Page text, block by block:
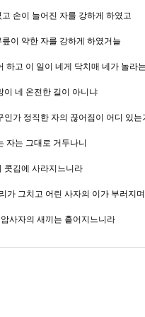
손이 늘어진 자를 강하게 하였고
이 약한 자를 강하게 하였거늘
하고 이 일이 네게 닥치매 네가 놀라
이 네 온전한 길이 아니냐
가 정직한 자의 끊어짐이 어디 있는
자는 그대로 거두나니
콧김에 사라지느니라
가 그치고 어린 사자의 이가 부러지며
사자의 새끼는 흩어지느니라